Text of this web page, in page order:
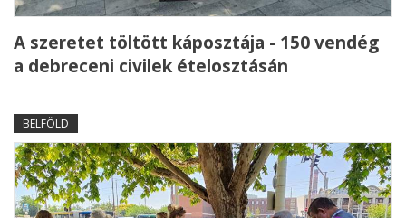
A szeretet töltött káposztája - 150 vendég
a debreceni civilek ételosztásán
BELFÖLD